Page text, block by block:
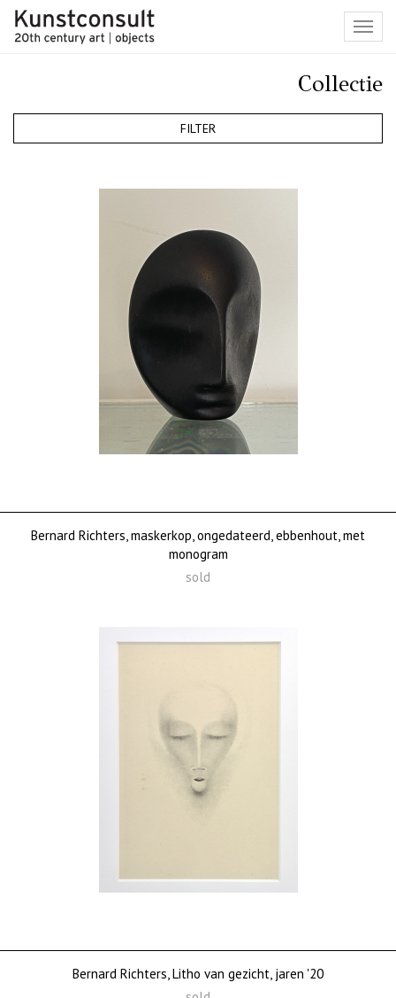
Collectie
FILTER
Bernard Richters, maskerkop, ongedateerd, ebbenhout, met
monogram
sold
Bernard Richters, Litho van gezicht, jaren '20